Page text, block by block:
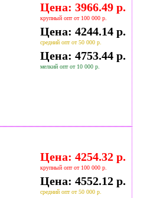
Цена: 3966.49 р.
крупный опт от 100 000 р.
Цена: 4244.14 р.
средний опт от 50 000 р.
Цена: 4753.44 р.
мелкий опт от 10 000 р.
Цена: 4254.32 р.
крупный опт от 100 000 р.
Цена: 4552.12 р.
средний опт от 50 000 р.